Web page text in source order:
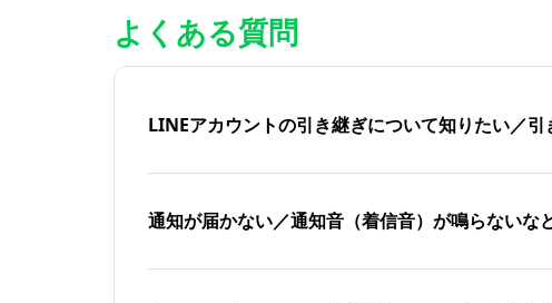
よくある質問
LINEアカウントの引き継ぎについて知りたい／
通知が届かない／通知音（着信音）が鳴らないな